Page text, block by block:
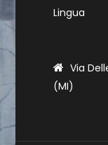
Lingua
Via
(MI)